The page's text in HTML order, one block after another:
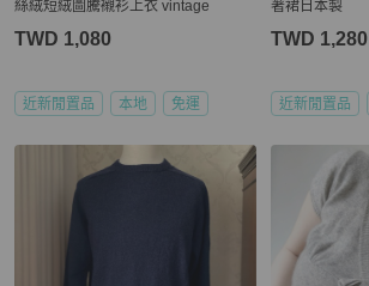
絲絨短絨圖騰襯衫上衣 vintage
TWD 1,080
近新閒置品 本地 免運
著裙日本製
TWD 1,280
近新閒置品